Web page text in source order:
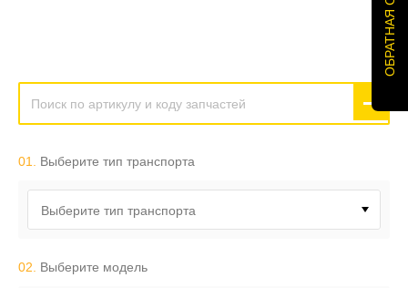
01. Выберите тип транспорта
Выберите тип транспорта
02. Выберите модель